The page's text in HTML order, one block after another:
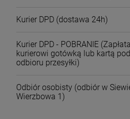
Kurier DPD (dostawa 24h)
Kurier DPD - POBRANIE (Zapłata
kurierowi gotówką lub kartą
odbioru przesyłki)
Odbiór osobisty (odbiór w
Wierzbowa 1)